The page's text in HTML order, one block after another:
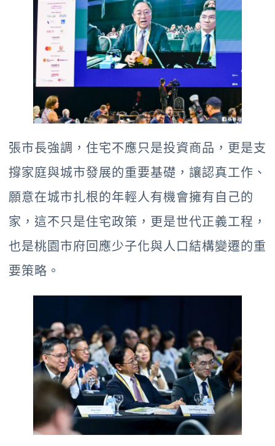
張市長強調，住宅不應只是投資商品，更是支
撐家庭與城市發展的重要基礎，讓認真工作、
願意在城市扎根的年輕人有機會擁有自己的
家，這不只是住宅政策，更是世代正義工程，
也是桃園市府回應少子化與人口結構變遷的重
要策略。